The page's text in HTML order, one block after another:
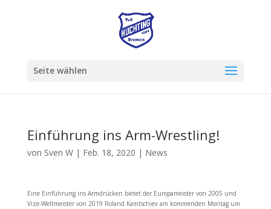
Seite wählen
Einführung ins Arm-Wrestling!
von Sven W| Feb. 18, 2020 | News
Eine Einführung ins Armdrücken bietet der Europameister von 2005 und
Vize-Weltmeister von 2019 Roland Kamtschiev am kommenden Montag um